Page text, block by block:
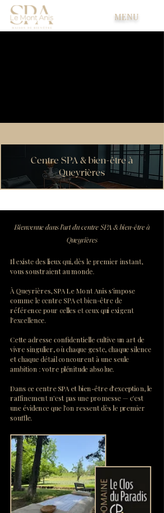
MENU
Centre SPA & bien-être à
Queyrières
Bienvenue dans l'art du centre SPA & bien-être à
Queyrières
Il existe des lieux qui, dès le premier instant,
vous soustraient au monde.
À Queyrières, SPA Le Mont Anis s'impose
comme le centre SPA et bien-être de
référence pour celles et ceux qui exigent
l'excellence.
Cette adresse confidentielle cultive un art de
vivre singulier, où chaque geste, chaque silence
et chaque détail concourent à une seule
ambition : votre plénitude absolue.
Dans ce centre SPA et bien-être d'exception, le
raffinement n'est pas une promesse — c'est
une évidence que l'on ressent dès le premier
souffle.